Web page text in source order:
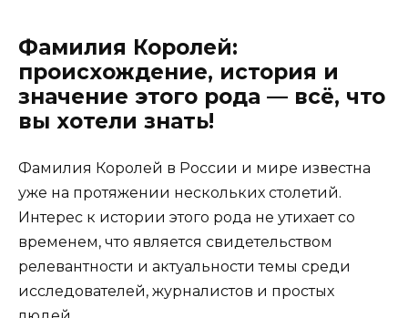
Фамилия Королей:
происхождение, история и
значение этого рода — всё, что
вы хотели знать!
Фамилия Королей в России и мире известна
уже на протяжении нескольких столетий.
Интерес к истории этого рода не утихает со
временем, что является свидетельством
релевантности и актуальности темы среди
исследователей, журналистов и простых